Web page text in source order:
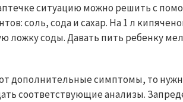
ситуацию можно решить с
соль, сода и сахар. На 1 л
ложку соды. Давать пить ребенку
дополнительные симптомы, то
соответствующие анализы.